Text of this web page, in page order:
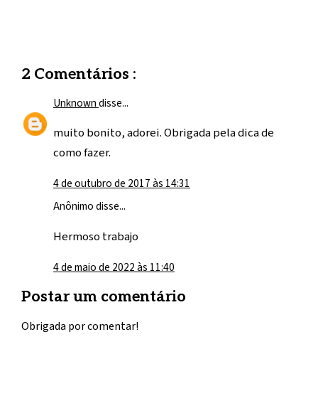
2 Comentários :
Unknowndisse...
muito bonito, adorei. Obrigada pela dica de
como fazer.
4 de outubro de 2017 às 14:31
Anônimo disse...
Hermoso trabajo
4 de maio de 2022 às 11:40
Postar um comentário
Obrigada por comentar!